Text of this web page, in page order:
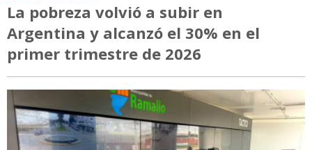
La pobreza volvió a subir en
Argentina y alcanzó el 30% en el
primer trimestre de 2026